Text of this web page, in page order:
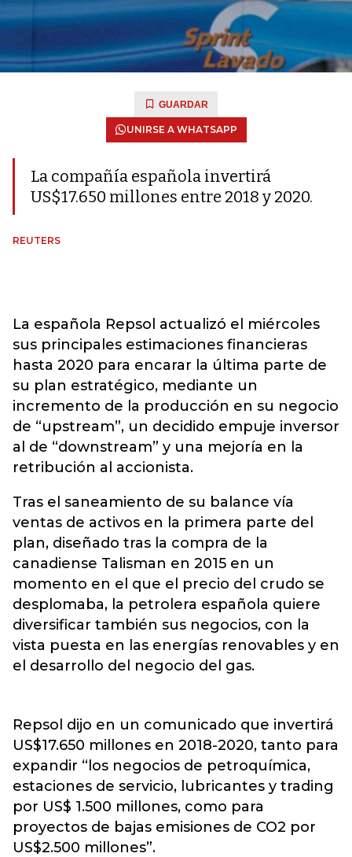
GUARDAR
UNIRSE A WHATSAPP
La compañía española invertirá
US$17.650 millones entre 2018 y 2020.
REUTERS
La española Repsol actualizó el miércoles
sus principales estimaciones financieras
hasta 2020 para encarar la última parte de
su plan estratégico, mediante un
incremento de la producción en su negocio
de “upstream”, un decidido empuje inversor
al de “downstream” y una mejoría en la
retribución al accionista.
Tras el saneamiento de su balance vía
ventas de activos en la primera parte del
plan, diseñado tras la compra de la
canadiense Talisman en 2015 en un
momento en el que el precio del crudo se
desplomaba, la petrolera española quiere
diversificar también sus negocios, con la
vista puesta en las energías renovables y en
el desarrollo del negocio del gas.
Repsol dijo en un comunicado que invertirá
US$17.650 millones en 2018-2020, tanto para
expandir “los negocios de petroquímica,
estaciones de servicio, lubricantes y trading
por US$ 1.500 millones, como para
proyectos de bajas emisiones de CO2 por
US$2.500 millones”.